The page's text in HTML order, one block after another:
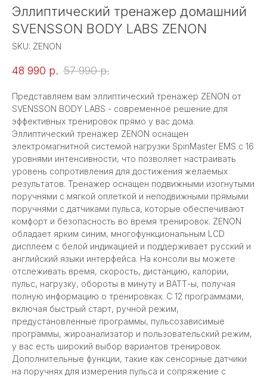
Эллиптический тренажер домашний
SVENSSON BODY LABS ZENON
SKU: ZENON
48 990 р. 57 990 р.
Представляем вам эллиптический тренажер ZENON от
SVENSSON BODY LABS - современное решение для
эффективных тренировок прямо у вас дома.
Эллиптический тренажер ZENON оснащен
электромагнитной системой нагрузки SpinMaster EMS с 16
уровнями интенсивности, что позволяет настраивать
уровень сопротивления для достижения желаемых
результатов. Тренажер оснащен подвижными изогнутыми
поручнями с мягкой оплеткой и неподвижными прямыми
поручнями с датчиками пульса, которые обеспечивают
комфорт и безопасность во время тренировок. ZENON
обладает ярким синим, многофункциональным LCD
дисплеем с белой индикацией и поддерживает русский и
английский языки интерфейса. На консоли вы можете
отслеживать время, скорость, дистанцию, калории,
пульс, нагрузку, обороты в минуту и ВАТТ-ы, получая
полную информацию о тренировках. С 12 программами,
включая быстрый старт, ручной режим,
предустановленные программы, пульсозависимые
программы, жироанализатор и пользовательский режим,
у вас есть широкий выбор вариантов тренировок.
Дополнительные функции, такие как сенсорные датчики
на поручнях для измерения пульса и сопряжение с